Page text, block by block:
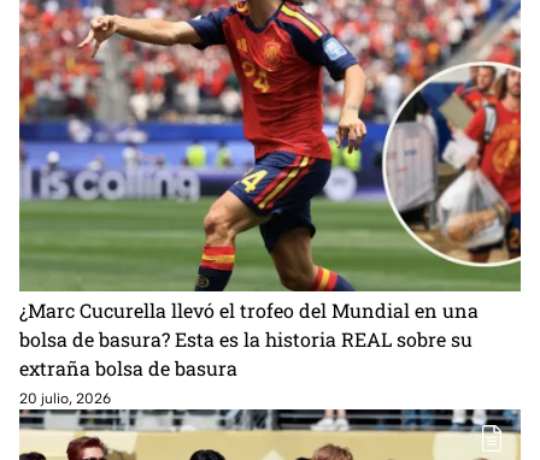
¿Marc Cucurella llevó el trofeo del Mundial en una
bolsa de basura? Esta es la historia REAL sobre su
extraña bolsa de basura
20 julio, 2026